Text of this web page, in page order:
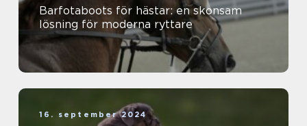
Barfotaboots för hästar: en skonsam
lösning för moderna ryttare
16. september 2024